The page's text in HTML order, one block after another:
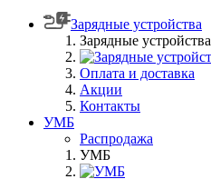
Зарядные устройства
Зарядные устройства
Оплата и доставка
Акции
Контакты
УМБ
Распродажа
УМБ